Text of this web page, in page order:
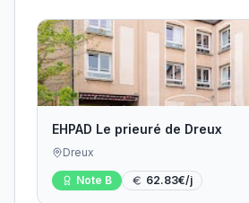
EHPAD Le prieuré de Dreux
Dreux
Note B 62.83€/j